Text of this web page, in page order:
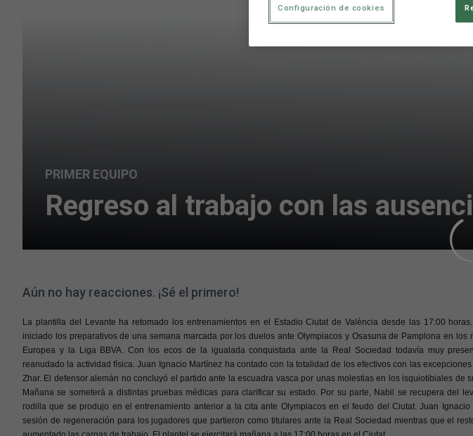
PRIMER EQUIPO
Regreso al trabajo con las
Aún no hay reacciones. ¡Sé el primero!
La plantilla del Levante ha retomado los entrenamientos en el Estadio Ciutat de València desde las 17:00
iniciado los preparativos de una semana marcada por los duelos ante Olympiacos y Osasuna de Pamplona en los
Europea y la Liga BBVA. Con los ecos de la igualada conquistada ante la Real Sociedad todavía muy
reanudado la actividad física. Juan Ignacio Martínez ha contado con la totalidad de los efectivos con las
Zhar. El defensor alemán no concluyó el partido ante la escuadra vasca por unas molestias en los isquiotibiales de
Mañana se someterá a distintas pruebas médicas para clarificar su estado. Por su parte, Nabil se recupera del
rodilla que se produjo en el entrenamiento anterior a la cita ante Olympiacos en el feudo del Ciutat. Juan
sesión de regeneración para los jugadores que partieron como titulares ante la Real Sociedad mientras que el
Configuración de cookies